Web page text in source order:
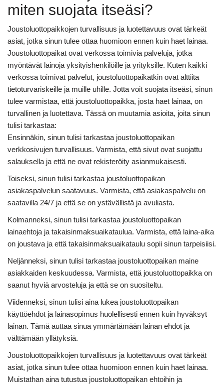
miten suojata itseäsi?
Joustoluottopaikkojen turvallisuus ja luotettavuus ovat tärkeät
asiat, jotka sinun tulee ottaa huomioon ennen kuin haet lainaa.
Joustoluottopaikat ovat verkossa toimivia palveluja, jotka
myöntävät lainoja yksityishenkilöille ja yrityksille. Kuten kaikki
verkossa toimivat palvelut, joustoluottopaikatkin ovat alttiita
tietoturvariskeille ja muille uhille. Jotta voit suojata itseäsi, sinun
tulee varmistaa, että joustoluottopaikka, josta haet lainaa, on
turvallinen ja luotettava. Tässä on muutamia asioita, joita sinun
tulisi tarkastaa:
Ensinnäkin, sinun tulisi tarkastaa joustoluottopaikan
verkkosivujen turvallisuus. Varmista, että sivut ovat suojattu
salauksella ja että ne ovat rekisteröity asianmukaisesti.
Toiseksi, sinun tulisi tarkastaa joustoluottopaikan
asiakaspalvelun saatavuus. Varmista, että asiakaspalvelu on
saatavilla 24/7 ja että se on ystävällistä ja avuliasta.
Kolmanneksi, sinun tulisi tarkastaa joustoluottopaikan
lainaehtoja ja takaisinmaksuaikataulua. Varmista, että laina-aika
on joustava ja että takaisinmaksuaikataulu sopii sinun tarpeisiisi.
Neljänneksi, sinun tulisi tarkastaa joustoluottopaikan maine
asiakkaiden keskuudessa. Varmista, että joustoluottopaikka on
saanut hyviä arvosteluja ja että se on suositeltu.
Viidenneksi, sinun tulisi aina lukea joustoluottopaikan
käyttöehdot ja lainasopimus huolellisesti ennen kuin hyväksyt
lainan. Tämä auttaa sinua ymmärtämään lainan ehdot ja
välttämään yllätyksiä.
Joustoluottopaikkojen turvallisuus ja luotettavuus ovat tärkeät
asiat, jotka sinun tulee ottaa huomioon ennen kuin haet lainaa.
Muistathan aina tutustua joustoluottopaikan ehtoihin ja